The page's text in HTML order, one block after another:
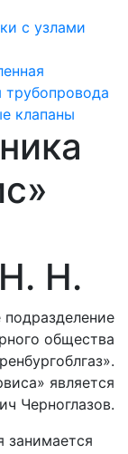
с узлами
клапаны
Н.
общества
является
Черноглазов.
занимается